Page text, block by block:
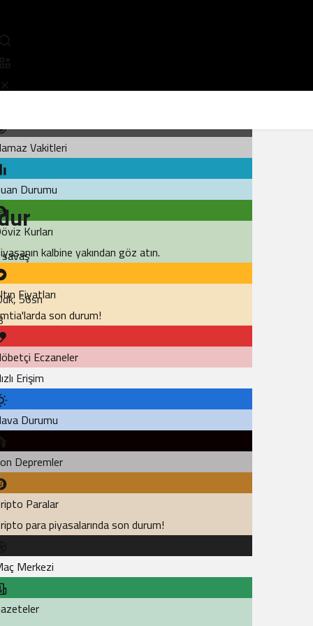
Vakitleri
Durumu
Kurları
kalbine yakından göz atın.
Fiyatları
son durum!
Eczaneler
Erişim
Durumu
Depremler
Paralar
para piyasalarında son durum!
Merkezi
56sn